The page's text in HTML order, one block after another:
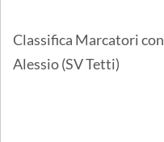
Classifica Marcatori
Alessio (SV Tetti)